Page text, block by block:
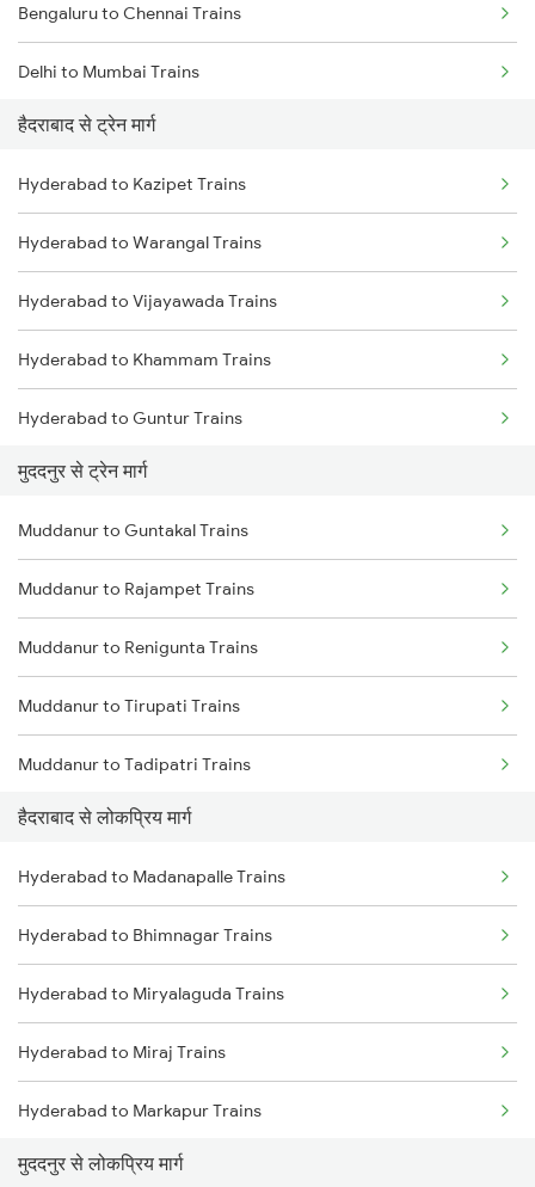
Bengaluru to Chennai Trains
Delhi to Mumbai Trains
Mumbai to Pune Trains
Delhi to Jammu Trains
Mumbai to Delhi Trains
Mumbai to Goa Trains
Chennai to Coimbatore Trains
हैदराबाद से ट्रेन मार्ग
Hyderabad to Kazipet Trains
Hyderabad to Warangal Trains
Hyderabad to Vijayawada Trains
Hyderabad to Khammam Trains
Hyderabad to Guntur Trains
Hyderabad to Rajahmundry Trains
Hyderabad to Vikarabad Trains
Hyderabad to Lingampalli Trains
Hyderabad to Mahbubabad Trains
Hyderabad to Samarlakota Trains
Hyderabad to Jangaon Trains
Hyderabad to Guntakal Trains
Hyderabad to Gooty Trains
मुददनुर से ट्रेन मार्ग
Muddanur to Guntakal Trains
Muddanur to Rajampet Trains
Muddanur to Renigunta Trains
Muddanur to Tirupati Trains
Muddanur to Tadipatri Trains
Muddanur to Nandalur Trains
Muddanur to Raichur Trains
Muddanur to Adoni Trains
Muddanur to Lingampalli Trains
Muddanur to Chennai Trains
Muddanur to Solapur Trains
हैदराबाद से लोकप्रिय मार्ग
Hyderabad to Madanapalle Trains
Hyderabad to Bhimnagar Trains
Hyderabad to Miryalaguda Trains
Hyderabad to Miraj Trains
Hyderabad to Markapur Trains
Hyderabad to Mahesana Trains
मुददनुर से लोकप्रिय मार्ग